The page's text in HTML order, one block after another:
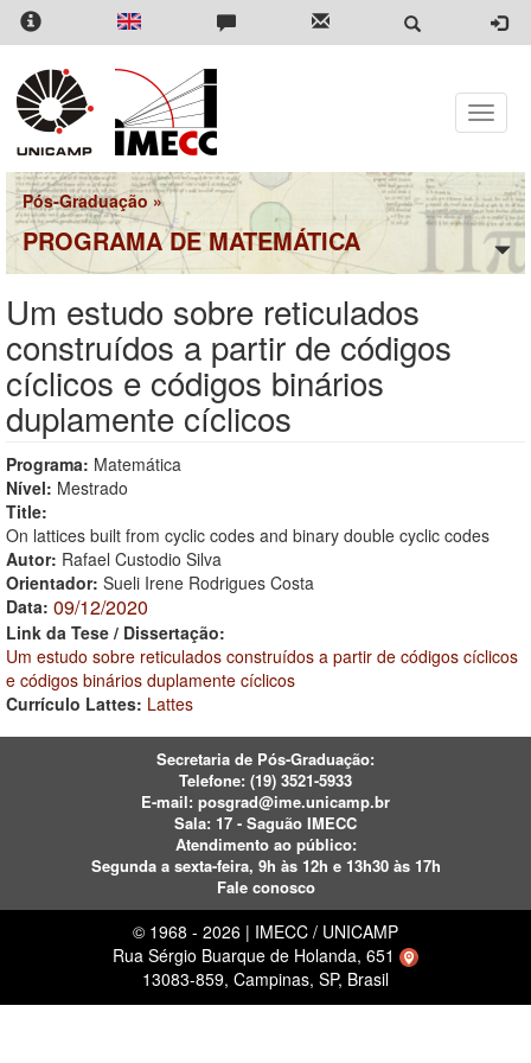
Pular
para
conteúdo
principal
Toggle
Pós-Graduação »
PROGRAMA DE MATEMÁTICA
Um estudo sobre reticulados
construídos a partir de códigos
cíclicos e códigos binários
duplamente cíclicos
Programa: Matemática
Nível: Mestrado
Title:
On lattices built from cyclic codes and binary double cyclic codes
Autor: Rafael Custodio Silva
Orientador: Sueli Irene Rodrigues Costa
Data: 09/12/2020
Link da Tese / Dissertação:
Um estudo sobre reticulados construídos a partir de códigos cíclicos
e códigos binários duplamente cíclicos
Currículo Lattes: Lattes
Secretaria de Pós-Graduação:
Telefone: (19) 3521-5933
E-mail: posgrad@ime.unicamp.br
Sala: 17 - Saguão IMECC
Atendimento ao público:
Segunda a sexta-feira, 9h às 12h e 13h30 às 17h
Fale conosco
© 1968 - 2026 | IMECC / UNICAMP
Rua Sérgio Buarque de Holanda, 651
13083-859, Campinas, SP, Brasil